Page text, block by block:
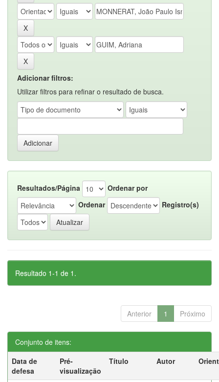
Adicionar filtros:
Utilizar filtros para refinar o resultado de busca.
Resultados/Página
Ordenar por
Ordenar
Registro(s)
Resultado 1-1 de 1.
Anterior 1 Próximo
Conjunto de itens:
Data de
defesa
Pré-
visualização
Título Autor